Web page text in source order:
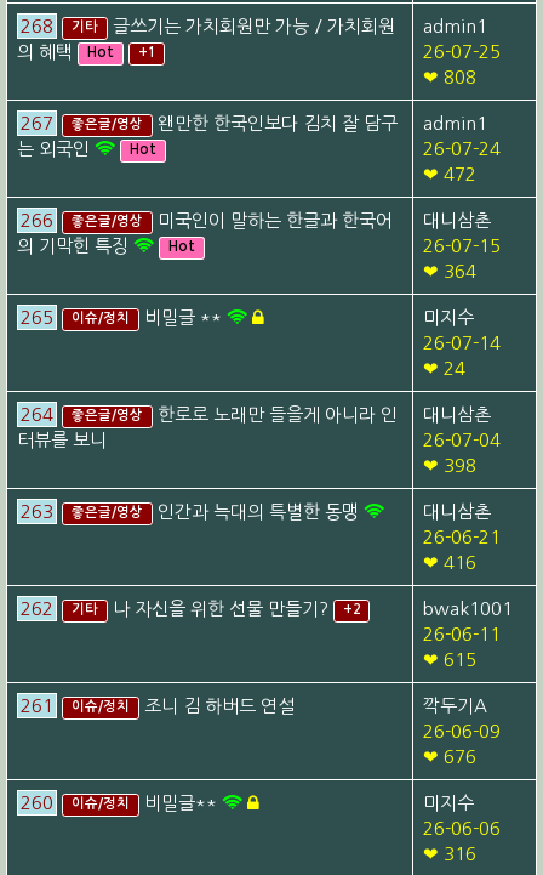
268 기타
글쓰기는 가치회원만 가능 / 가치회원
의 혜택
Hot +1
admin1
26-07-25
❤ 808
267 좋은글/영상
왠만한 한국인보다 김치 잘 담구
는 외국인
Hot
admin1
26-07-24
❤ 472
266 좋은글/영상
미국인이 말하는 한글과 한국어
의 기막힌 특징
Hot
대니삼촌
26-07-15
❤ 364
265 이슈/정치 비밀글 **
미지수
26-07-14
❤ 24
264 좋은글/영상
한로로 노래만 들을게 아니라 인
터뷰를 보니
대니삼촌
26-07-04
❤ 398
263 좋은글/영상 인간과 늑대의 특별한 동맹
대니삼촌
26-06-21
❤ 416
262 기타 나 자신을 위한 선물 만들기? +2
bwak1001
26-06-11
❤ 615
261 이슈/정치 조니 김 하버드 연설
깍두기A
26-06-09
❤ 676
260 이슈/정치 비밀글**
미지수
26-06-06
❤ 316